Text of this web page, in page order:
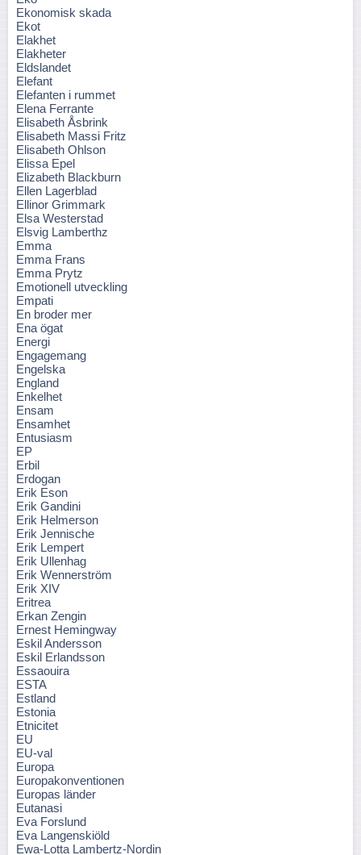
Ekonomisk skada
Ekot
Elakhet
Elakheter
Eldslandet
Elefant
Elefanten i rummet
Elena Ferrante
Elisabeth Åsbrink
Elisabeth Massi Fritz
Elisabeth Ohlson
Elissa Epel
Elizabeth Blackburn
Ellen Lagerblad
Ellinor Grimmark
Elsa Westerstad
Elsvig Lamberthz
Emma
Emma Frans
Emma Prytz
Emotionell utveckling
Empati
En broder mer
Ena ögat
Energi
Engagemang
Engelska
England
Enkelhet
Ensam
Ensamhet
Entusiasm
EP
Erbil
Erdogan
Erik Eson
Erik Gandini
Erik Helmerson
Erik Jennische
Erik Lempert
Erik Ullenhag
Erik Wennerström
Erik XIV
Eritrea
Erkan Zengin
Ernest Hemingway
Eskil Andersson
Eskil Erlandsson
Essaouira
ESTA
Estland
Estonia
Etnicitet
EU
EU-val
Europa
Europakonventionen
Europas länder
Eutanasi
Eva Forslund
Eva Langenskiöld
Ewa-Lotta Lambertz-Nordin